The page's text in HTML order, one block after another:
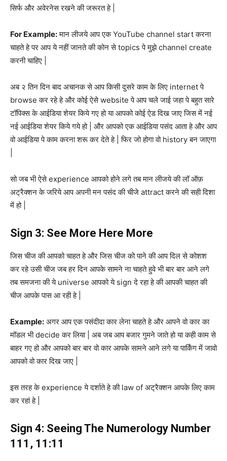
सिर्फ और अवेरनेस रखने की जरूरत हे |
For Example:मान लीजये आप एक YouTube channel start करना
चाहते हे पर आप ये नहीं जानते की कोन से topics पे मुझे channel create
करनी चाहिए |
अब २ तिन दिन बाद अचानक से आप किसी दुसरे काम के लिए internet पे
browse कर रहे हे और कोई ऐसे website पे आप चले जाई जहा पे बहुत सारे
टॉपिक्स के आईडिया शेयर किये गए हो या आपको कोई ऐड दिख जाए जिस में नई
नई आईडिया शेयर किये गये हो | और आपको एक आईडिया पसंद आता हे और आप
वो आईडिया पे काम करना शरू कर देते हे | फिर जो होगा वो history बन जाएगा
सो जब भी ऐसे experience आपको होने लगे तब मान लीजये की लॉ ऑफ़
अट्रैक्शन के जरिये आप अपनी मन पसंद की चीजे attract करने की सही दिशा
में हो |
Sign 3: See More Here More
जिस चीज की आपको चाहत हे और जिस चीज को पाने की आप दिल से कोशश
कर रहे उसी चीज जब हर दिन आपके सामने ना चाहते हुवे भी बार बार आने लगे
तब समजना की ये universe आपको ये sign दे रहा हे की आपकी चाहत की
चीज आपके पास आ रही हे |
Example: अगर आप एक पसंदीदा कार लेना चाहते हे और आपने वो कार का
मॉडल भी decide कर लिया | अब जब आप बजार गुमने जाते हो या कही काम से
बाहर गए हो और आपको बार बार वो कार आपके सामने आने लगे या पार्किंग में जावो
आपको वो कार दिख जाए |
इस तरह के experience ये दर्शाते हे की law of अट्रैक्शन आपके लिए काम
कर रहां हे |
Sign 4: Seeing The Numerology Number
111, 11:11